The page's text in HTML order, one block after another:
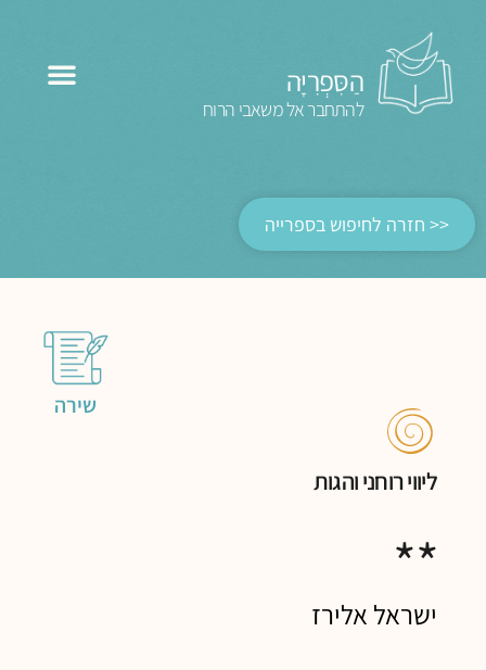
הַסִּפְרִיָּה
להתחבר אל משאבי הרוח
<< חזרה לחיפוש בספרייה
שירה
ליווי רוחני והגות
**
ישראל אלירז